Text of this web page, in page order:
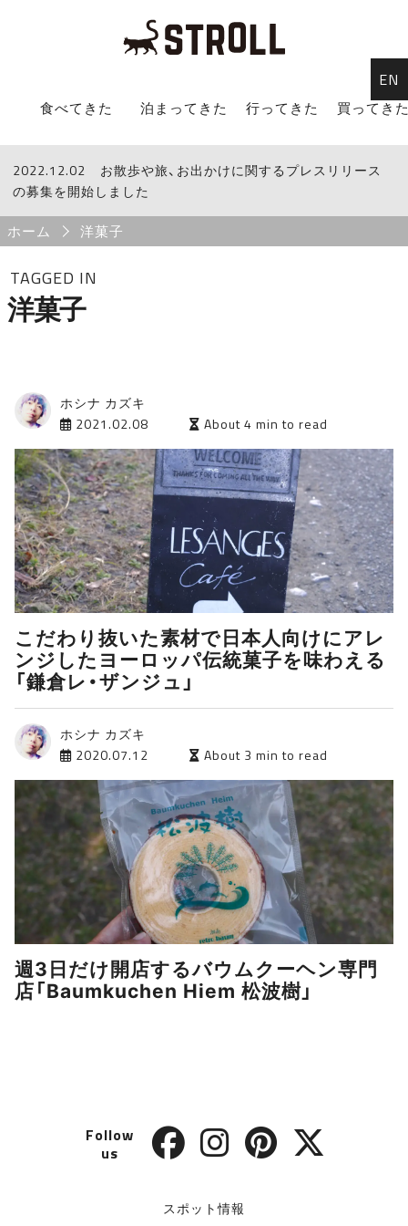
STROLL Menu
食べてきた 泊まってきた 行ってきた 買ってき
STROLLからのお知らせ
2022.12.02
お散歩や旅、お出かけに関するプレスリリース
の募集を開始しました
Breadcrumb
ホーム 洋菓子
TAGGED IN
洋菓子
ホシナ カズキ
2021.02.08
About 4 min to read
こだわり抜いた素材で日本人向けにアレ
ンジしたヨーロッパ伝統菓子を味わえる
「鎌倉レ・ザンジュ」
ホシナ カズキ
2020.07.12
About 3 min to read
週3日だけ開店するバウムクーヘン専門
店「Baumkuchen Hiem 松波樹」
Follow
us
スポット情報
EN